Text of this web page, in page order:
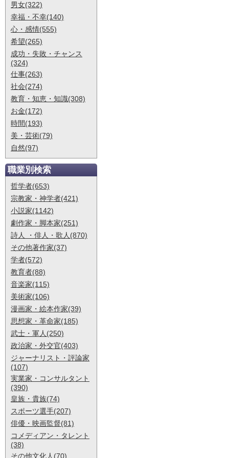
男女(322)
幸福・不幸(140)
心・感情(555)
希望(265)
成功・失敗・チャンス
(324)
仕事(263)
社会(274)
教育・知恵・知識(308)
お金(172)
時間(193)
美・芸術(79)
自然(97)
職業別検索
哲学者(653)
宗教家・神学者(421)
小説家(1142)
劇作家・脚本家(251)
詩人 ・俳人・歌人(870)
その他著作家(37)
学者(572)
教育者(88)
音楽家(115)
美術家(106)
漫画家・絵本作家(39)
思想家・革命家(185)
武士・軍人(250)
政治家・外交官(403)
ジャーナリスト・評論家
(107)
実業家・コンサルタント
(390)
皇族・貴族(74)
スポーツ選手(207)
俳優・映画監督(81)
コメディアン・タレント
(38)
その他文化人(70)